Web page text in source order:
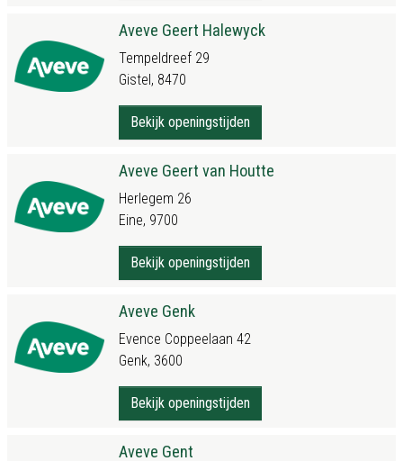
Aveve Geert Halewyck
Tempeldreef 29
Gistel, 8470
Bekijk openingstijden
Aveve Geert van Houtte
Herlegem 26
Eine, 9700
Bekijk openingstijden
Aveve Genk
Evence Coppeelaan 42
Genk, 3600
Bekijk openingstijden
Aveve Gent